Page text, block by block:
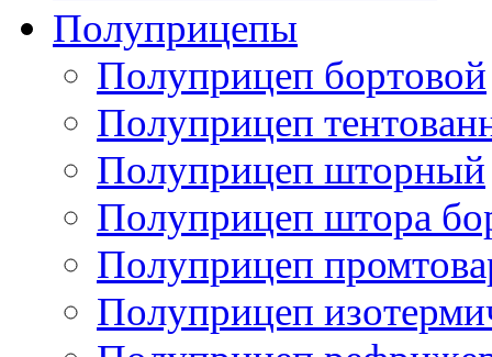
Полуприцепы
Полуприцеп бортовой
Полуприцеп
Полуприцеп шторный
Полуприцеп штора
Полуприцеп
Полуприцеп